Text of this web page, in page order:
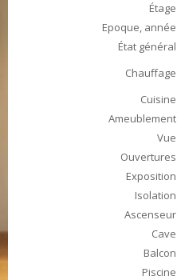
Étage
Epoque, année
État général
Chauffage
Cuisine
Ameublement
Vue
Ouvertures
Exposition
Isolation
Ascenseur
Cave
Balcon
Piscine